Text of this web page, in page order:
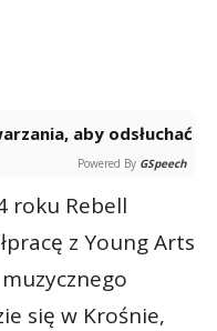
Powered By GSpeech
roku Rebell
z Young Arts
się w Krośnie,